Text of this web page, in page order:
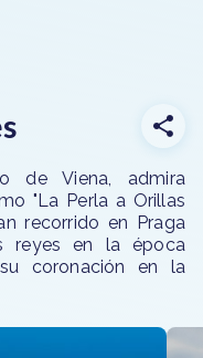
de Viena, admira
"La Perla a Orillas
recorrido en Praga
reyes en la época
coronación en la